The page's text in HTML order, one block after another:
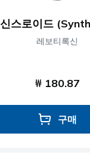
신스로이드
레보티록신
₩ 180.87
구매